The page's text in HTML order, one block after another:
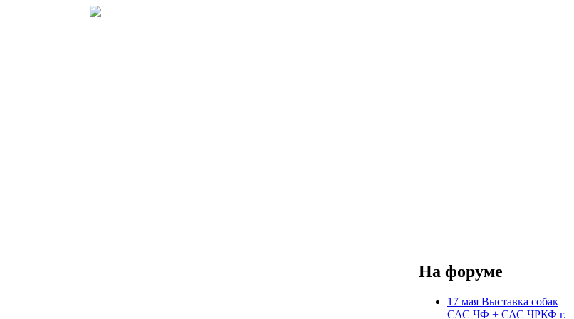
На форуме
17 мая Выставка собак
САС ЧФ + САС ЧРКФ г.